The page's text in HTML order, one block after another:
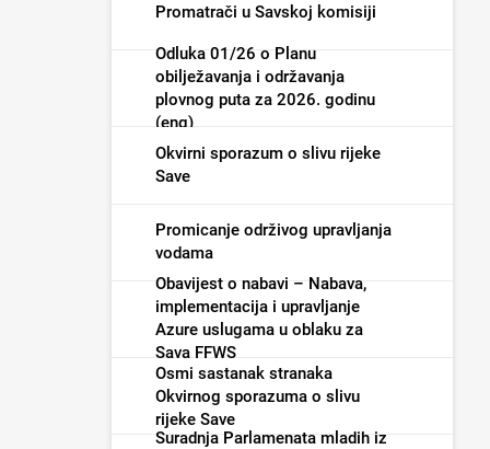
Promatrači u Savskoj komisiji
Odluka 01/26 o Planu
obilježavanja i održavanja
plovnog puta za 2026. godinu
(eng)
Okvirni sporazum o slivu rijeke
Save
Promicanje održivog upravljanja
vodama
Obavijest o nabavi – Nabava,
implementacija i upravljanje
Azure uslugama u oblaku za
Sava FFWS
Osmi sastanak stranaka
Okvirnog sporazuma o slivu
rijeke Save
Suradnja Parlamenata mladih iz